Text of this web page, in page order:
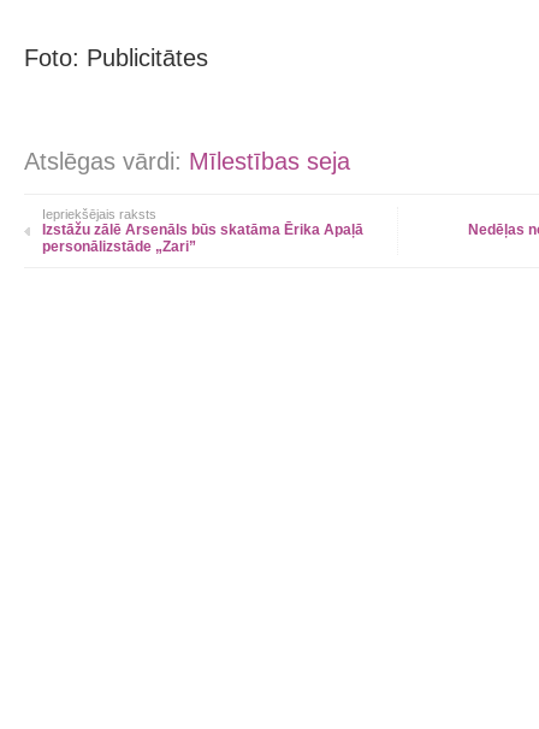
Foto: Publicitātes
Atslēgas vārdi: Mīlestības seja
Iepriekšējais raksts
Izstāžu zālē Arsenāls būs skatāma Ērika Apaļā
personālizstāde „Zari”
Nedēļas